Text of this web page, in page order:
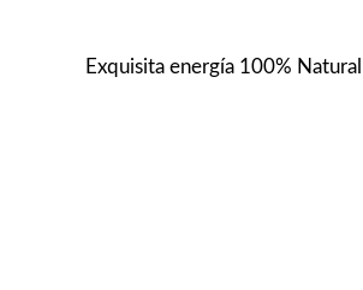
Exquisita energía 100% Natural